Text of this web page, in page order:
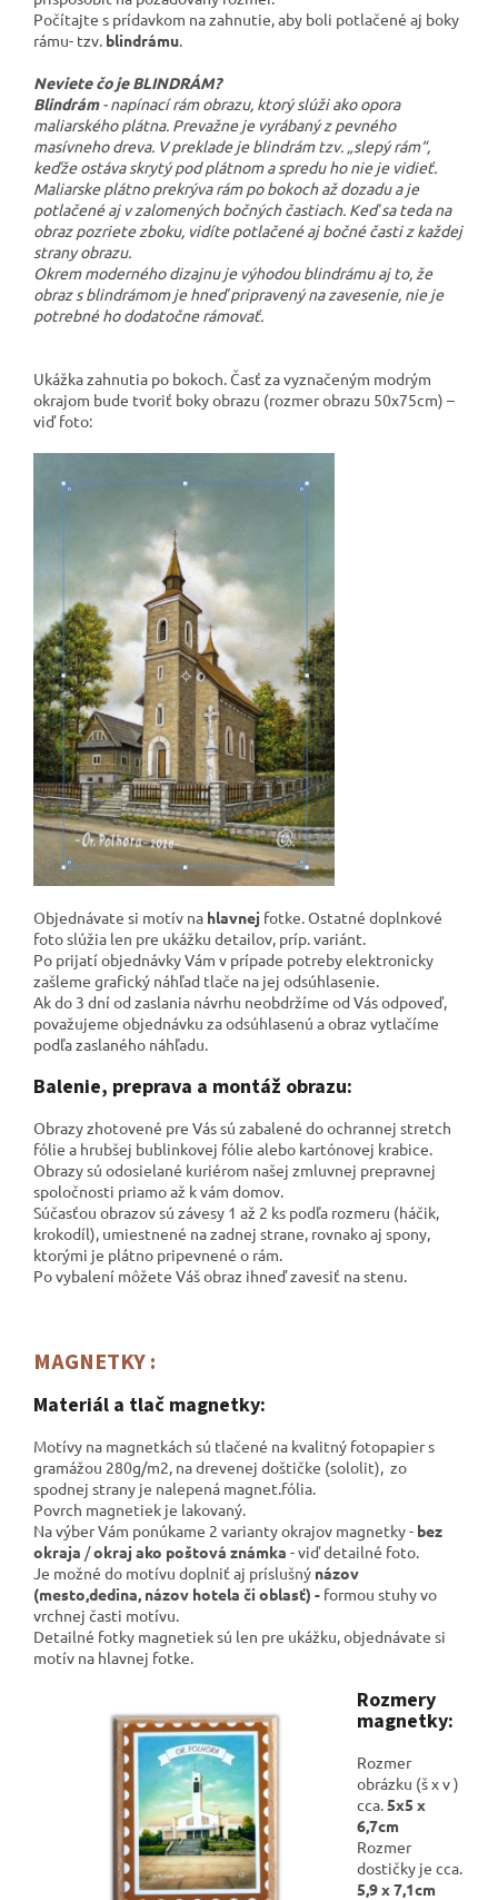
Počítajte s prídavkom na zahnutie, aby boli potlačené aj boky
rámu- tzv. blindrámu.
Neviete čo je BLINDRÁM?
Blindrám- napínací rám obrazu, ktorý slúži ako opora
maliarského plátna. Prevažne je vyrábaný z pevného
masívneho dreva. V preklade je blindrám tzv. „slepý rám“,
keďže ostáva skrytý pod plátnom a spredu ho nie je vidieť.
Maliarske plátno prekrýva rám po bokoch až dozadu a je
potlačené aj v zalomených bočných častiach. Keď sa teda na
obraz pozriete zboku, vidíte potlačené aj bočné časti z každej
strany obrazu.
Okrem moderného dizajnu je výhodou blindrámu aj to, že
obraz s blindrámom je hneď pripravený na zavesenie, nie je
potrebné ho dodatočne rámovať.
Ukážka zahnutia po bokoch. Časť za vyznačeným modrým
okrajom bude tvoriť boky obrazu (rozmer obrazu 50x75cm) –
viď foto:
Objednávate si motív na hlavnej fotke. Ostatné doplnkové
foto slúžia len pre ukážku detailov, príp. variánt.
Po prijatí objednávky Vám v prípade potreby elektronicky
zašleme grafický náhľad tlače na jej odsúhlasenie.
Ak do 3 dní od zaslania návrhu neobdržíme od Vás odpoveď,
považujeme objednávku za odsúhlasenú a obraz vytlačíme
podľa zaslaného náhľadu.
Balenie, preprava a montáž obrazu:
Obrazy zhotovené pre Vás sú zabalené do ochrannej stretch
fólie a hrubšej bublinkovej fólie alebo kartónovej krabice.
Obrazy sú odosielané kuriérom našej zmluvnej prepravnej
spoločnosti priamo až k vám domov.
Súčasťou obrazov sú závesy 1 až 2 ks podľa rozmeru (háčik,
krokodíl), umiestnené na zadnej strane, rovnako aj spony,
ktorými je plátno pripevnené o rám.
Po vybalení môžete Váš obraz ihneď zavesiť na stenu.
MAGNETKY :
Materiál a tlač magnetky:
Motívy na magnetkách sú tlačené na kvalitný fotopapier s
gramážou 280g/m2, na drevenej doštičke (sololit), zo
spodnej strany je nalepená magnet.fólia.
Povrch magnetiek je lakovaný.
Na výber Vám ponúkame 2 varianty okrajov magnetky - bez
okraja /okraj ako poštová známka - viď detailné foto.
Je možné do motívu doplniť aj príslušný názov
(mesto,dedina, názov hotela či oblasť) - formou stuhy vo
vrchnej časti motívu.
Detailné fotky magnetiek sú len pre ukážku, objednávate si
motív na hlavnej fotke.
Rozmery
magnetky:
Rozmer
obrázku (š x v )
cca.5x5 x
6,7cm
Rozmer
dostičky je cca.
5,9 x 7,1cm